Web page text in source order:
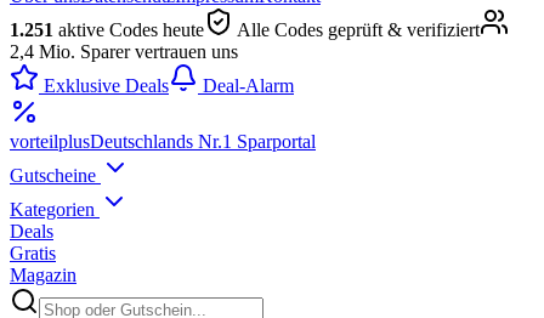
1.251 aktive Codes heute
Alle Codes geprüft & verifiziert
2,4 Mio. Sparer vertrauen uns
Exklusive Deals
Deal-Alarm
vorteilplusDeutschlands Nr.1 Sparportal
Gutscheine
Kategorien
Deals
Gratis
Magazin